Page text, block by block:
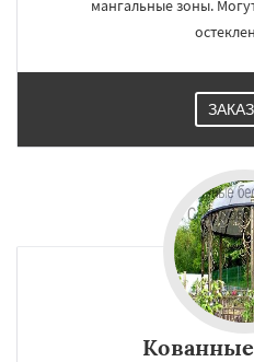
мангальные зоны.